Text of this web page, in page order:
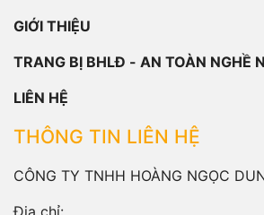
GIỚI THIỆU
TRANG BỊ BHLĐ - AN TOÀN NGHỀ
LIÊN HỆ
THÔNG TIN LIÊN HỆ
CÔNG TY TNHH HOÀNG NGỌC
Địa chỉ: